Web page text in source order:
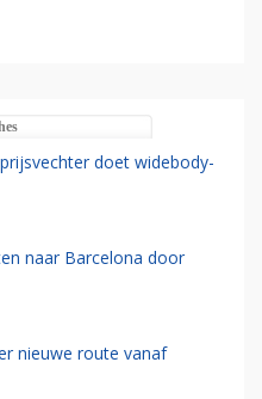
doet widebody-
naar Barcelona door
nieuwe route vanaf